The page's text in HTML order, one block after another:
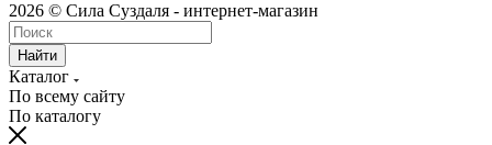
2026 © Сила Суздаля - интернет-магазин
Найти
Каталог
По всему сайту
По каталогу